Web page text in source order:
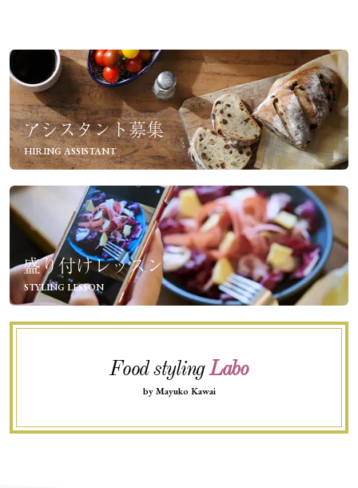
アシスタント募集
HIRING ASSISTANT
盛り付けレッスン
STYLING LESSON
Food stylingLabo
by Mayuko Kawai